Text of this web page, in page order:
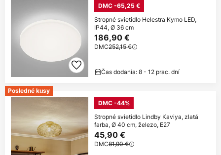
DMC -65,25 €
Stropné svietidlo Helestra Kymo LED,
IP44, Ø 36 cm
186,90 €
DMC252,15 €
Čas dodania: 8 - 12 prac. dní
Posledné kusy
DMC -44%
Stropné svietidlo Lindby Kaviya, zlatá
farba, Ø 40 cm, železo, E27
45,90 €
DMC81,90 €